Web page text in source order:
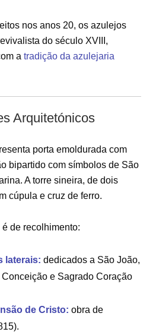
nos anos 20, os azulejos
do século XVIII,
a tradição da azulejaria
Arquitetónicos
porta emoldurada com
bipartido com símbolos de São
A torre sineira, de dois
cúpula e cruz de ferro.
de recolhimento:
laterais: dedicados a São João,
e Sagrado Coração
de Cristo: obra de